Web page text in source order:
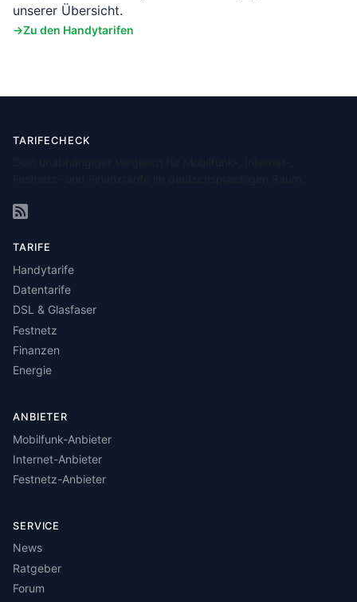
unserer Übersicht.
Zu den Handytarifen
TARIFECHECK
TARIFE
Handytarife
Datentarife
DSL & Glasfaser
Festnetz
Finanzen
Energie
ANBIETER
Mobilfunk-Anbieter
Internet-Anbieter
Festnetz-Anbieter
SERVICE
News
Ratgeber
Forum